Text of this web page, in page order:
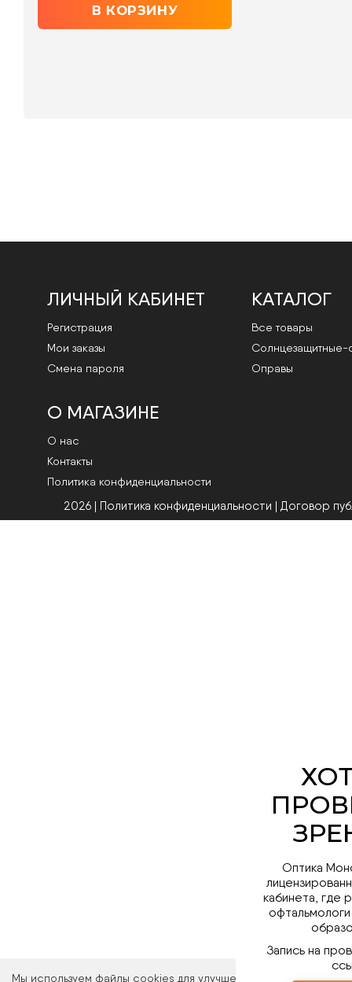
Мы используем файлы cookies для улучшения работы сайта.
ЛИЧНЫЙ КАБИНЕТ
Регистрация
Мои заказы
Смена пароля
КАТАЛОГ
Все товары
Cолнцезащитные-
Оправы
О МАГАЗИНЕ
О нас
Контакты
Политика конфиденциальности
2026 | Политика конфиденциальности | Договор
Оптика
кабинета, где
Запись на